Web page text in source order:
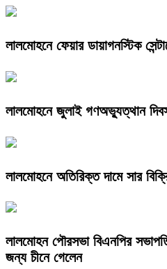
লালমোহনে ফেয়ার ডায়াগনস্টিক
লালমোহনে জুলাই গণঅভ্যুত্থান
লালমোহনে অতিরিক্ত দামে সার
লালমোহন পৌরসভা বিএনপির
জন্য চীনে গেলেন